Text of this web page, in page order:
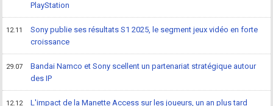
PlayStation
12.11
Sony publie ses résultats S1 2025, le segment jeux vidéo en forte
croissance
29.07
Bandai Namco et Sony scellent un partenariat stratégique autour
des IP
12.12 L'impact de la Manette Access sur les joueurs, un an plus tard